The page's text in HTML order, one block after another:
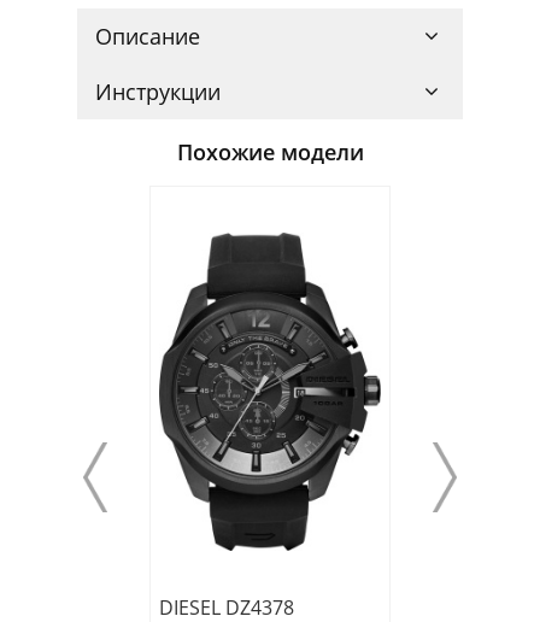
Описание
Инструкции
Похожие модели
DIESEL DZ4378